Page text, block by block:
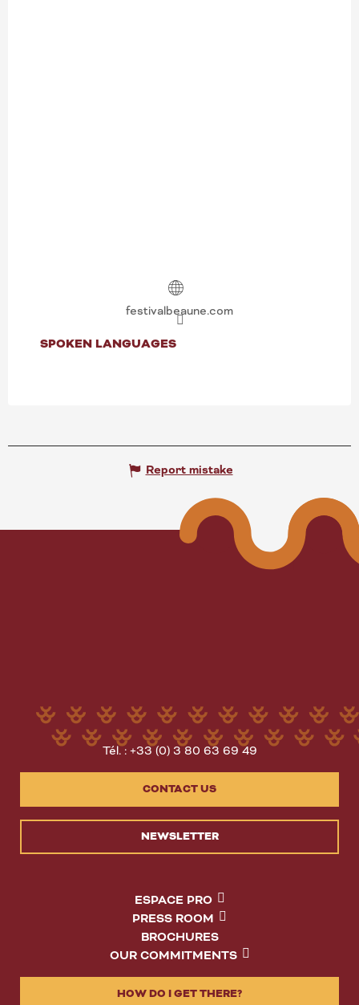
festivalbeaune.com
SPOKEN LANGUAGES
SPOKEN LANGUAGES
Report mistake
Tél. : +33 (0) 3 80 63 69 49
CONTACT US
NEWSLETTER
ESPACE PRO
PRESS ROOM
BROCHURES
OUR COMMITMENTS
HOW DO I GET THERE?